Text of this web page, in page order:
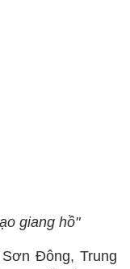
giang hồ"
Đông, Trung